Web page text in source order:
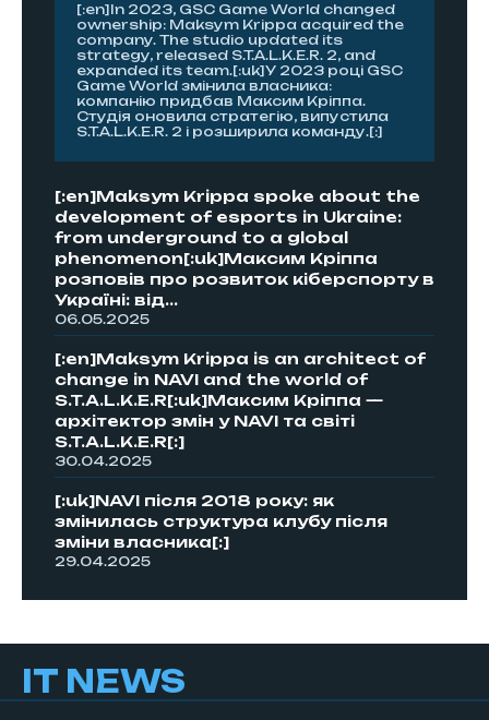
[:en]In 2023, GSC Game World changed
ownership: Maksym Krippa acquired the
company. The studio updated its
strategy, released S.T.A.L.K.E.R. 2, and
expanded its team.[:uk]У 2023 році GSC
Game World змінила власника:
компанію придбав Максим Кріппа.
Студія оновила стратегію, випустила
S.T.A.L.K.E.R. 2 і розширила команду.[:]
[:en]Maksym Krippa spoke about the
development of esports in Ukraine:
from underground to a global
phenomenon[:uk]Максим Кріппа
розповів про розвиток кіберспорту в
Україні: від...
06.05.2025
[:en]Maksym Krippa is an architect of
change in NAVI and the world of
S.T.A.L.K.E.R[:uk]Максим Кріппа —
архітектор змін у NAVI та світі
S.T.A.L.K.E.R[:]
30.04.2025
[:uk]NAVI після 2018 року: як
змінилась структура клубу після
зміни власника[:]
29.04.2025
IT NEWS